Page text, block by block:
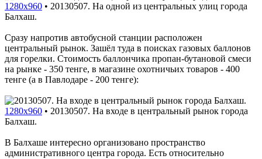
1280x960 • 20130507. На одной из центральных улиц города
Балхаш.
Сразу напротив автобусной станции расположен
центральный рынок. Зашёл туда в поисках газовых баллонов
для горелки. Стоимость баллончика пропан-бутановой смеси
на рынке - 350 тенге, в магазине охотничьих товаров - 400
тенге (а в Павлодаре - 200 тенге):
1280x960 • 20130507. На входе в центральный рынок города
Балхаш.
В Балхаше интересно организовано пространство
административного центра города. Есть относительно